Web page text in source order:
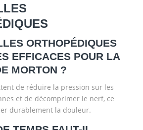
ORTHOPÉDIQUES
EFFICACES POUR LA
MORTON ?
de réduire la pression sur les
et de décomprimer le nerf, ce
durablement la douleur.